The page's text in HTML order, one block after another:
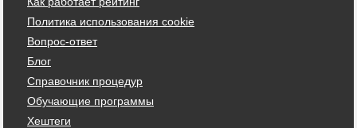
Политика использования cookie
Вопрос-ответ
Блог
Справочник процедур
Обучающие программы
Хештеги